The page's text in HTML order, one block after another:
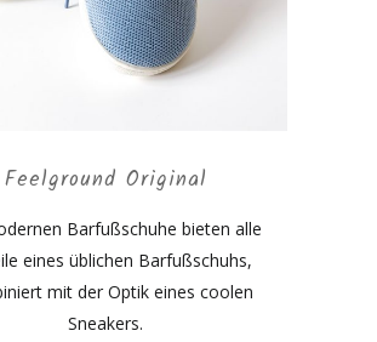
Feelground Original
Barfußschuhe bieten alle
eines üblichen Barfußschuhs,
mit der Optik eines coolen
Sneakers.